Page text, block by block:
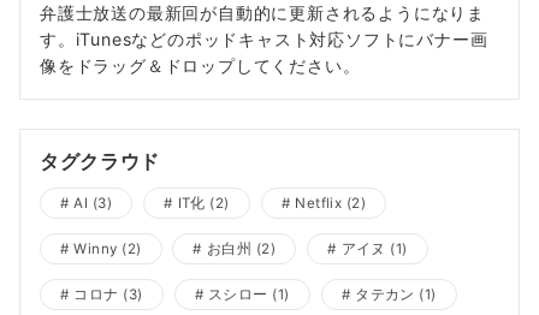
弁護士放送の最新回が自動的に更新されるようになりま
す。iTunesなどのポッドキャスト対応ソフトにバナー画
像をドラッグ＆ドロップしてください。
タグクラウド
AI (3) IT化 (2) Netflix (2)
Winny (2) お白州 (2) アイヌ (1)
コロナ (3) スシロー (1) タテカン (1)